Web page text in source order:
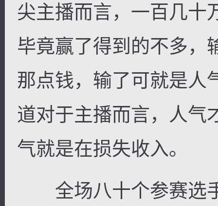
尖主播而言，一百几十
毕竟赢了得到的不多，
那点钱，输了可就是人
道对于主播而言，人气
气就是在损失收入。
全场八十个参赛选